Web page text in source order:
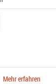
Mehr erfahren